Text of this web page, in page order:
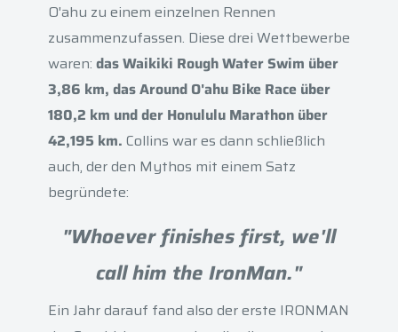
O'ahu zu einem einzelnen Rennen
zusammenzufassen. Diese drei Wettbewerbe
waren: das Waikiki Rough Water Swim über
3,86 km, das Around O'ahu Bike Race über
180,2 km und der Honululu Marathon über
42,195 km. Collins war es dann schließlich
auch, der den Mythos mit einem Satz
begründete:
"Whoever finishes first, we'll
call him the IronMan."
Ein Jahr darauf fand also der erste IRONMAN